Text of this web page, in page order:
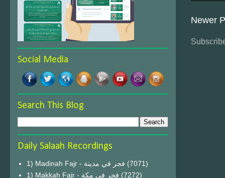
Newer
Social Media
Search This Blog
Daily Salaah Recordings
1) Madinah Fajr - فجر في مدينة (7071)
1) Makkah Fajr - فجر في مكة (7272)